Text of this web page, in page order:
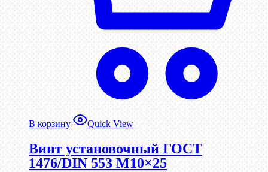
В корзину Quick View
Винт установочный ГОСТ
1476/DIN 553 М10×25